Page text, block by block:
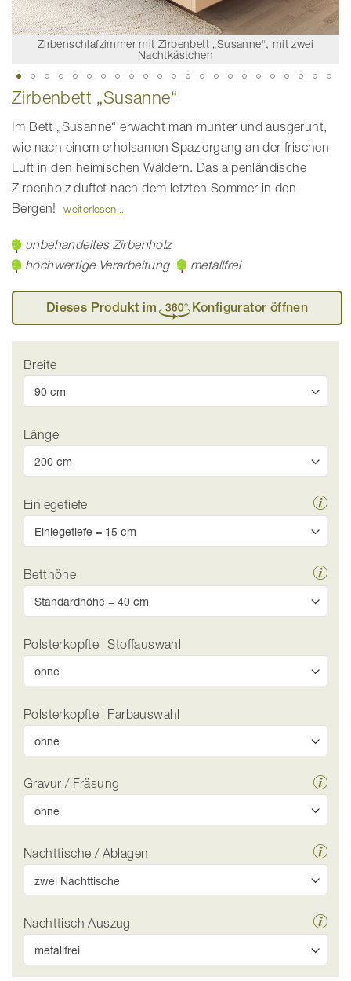
Zirbenschlafzimmer mit Zirbenbett „Susanne“, mit zwei
Nachtkästchen
Zum
Anfang
Bildgalerie
Zirbenbett „Susanne“
Im Bett „Susanne“ erwacht man munter und ausgeruht,
wie nach einem erholsamen Spaziergang an der frischen
Luft in den heimischen Wäldern. Das alpenländische
Zirbenholz duftet nach dem letzten Sommer in den
Bergen!
weiterlesen
unbehandeltes Zirbenholz
hochwertige Verarbeitung
metallfrei
Dieses Produkt im Konfigurator öffnen
Breite
Länge
Einlegetiefe
Betthöhe
Polsterkopfteil Stoffauswahl
Polsterkopfteil Farbauswahl
Gravur / Fräsung
Nachttische / Ablagen
Nachttisch Auszug